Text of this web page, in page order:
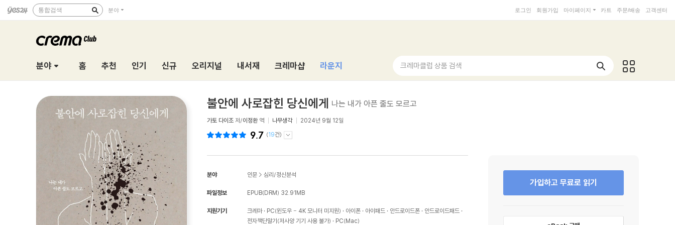
통합검색 분야 로그인 회원가입 마이페이지 카트 주문/배송 고객센터
분야 홈 추천 인기 신규 오리지널 내서재 크레마샵 라운지 크레마클럽 상품 검색
불안에 사로잡힌 당신에게 나는 내가 아픈 줄도 모르고
가토 다이조 저/이정환 역 나무생각 2024년 9월 12일
9.7 (19건)
분야 인문 > 심리/정신분석
파일정보 EPUB(DRM) 32.91MB
지원기기 크레마 PC(윈도우 - 4K 모니터 미지원) 아이폰 아이패드 안드로이드폰
안드로이드패드
전자책단말기(저사양 기기 사용 불가)
PC(Mac)
가입하고 무료로 읽기